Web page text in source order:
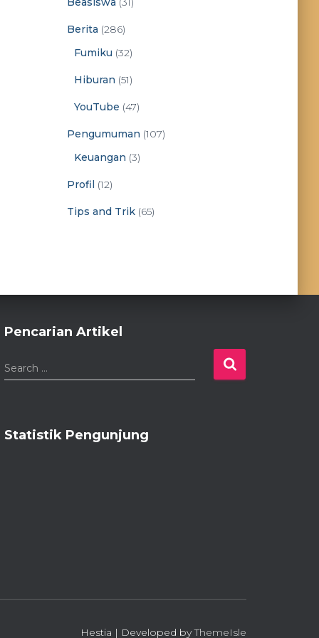
Berita (286)
Fumiku (32)
Hiburan (51)
YouTube (47)
Pengumuman (107)
Keuangan (3)
Profil (12)
Tips and Trik(65)
Pencarian Artikel
S
e
h
Search …
Statistik Pengunjung
Hestia | Developed byThemeIsle